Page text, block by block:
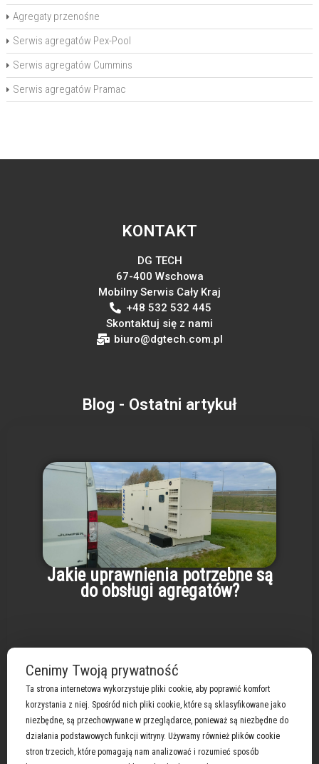
Agregaty przenośne
Serwis agregatów Pex-Pool
Serwis agregatów Cummins
Serwis agregatów Pramac
KONTAKT
DG TECH
67-400 Wschowa
Mobilny Serwis Cały Kraj
+48 532 532 445
Skontaktuj się z nami
biuro@dgtech.com.pl
Blog - Ostatni artykuł
Jakie uprawnienia potrzebne są
do obsługi agregatów?
Obsługujemy marki : Atlas Copco
Briggs &
Stratton i Vanguard
Cat Cummins | Deutz
Cenimy Twoją prywatność
Ta strona internetowa wykorzystuje pliki cookie, aby poprawić komfort
korzystania z niej. Spośród nich pliki cookie, które są sklasyfikowane jako
niezbędne, są przechowywane w przeglądarce, ponieważ są niezbędne do
działania podstawowych funkcji witryny. Używamy również plików cookie
stron trzecich, które pomagają nam analizować i rozumieć sposób